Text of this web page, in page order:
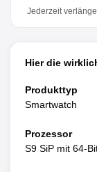
Jederzeit
Hier die
Produkttyp
Smartwatch
Prozessor
S9 SiP mit